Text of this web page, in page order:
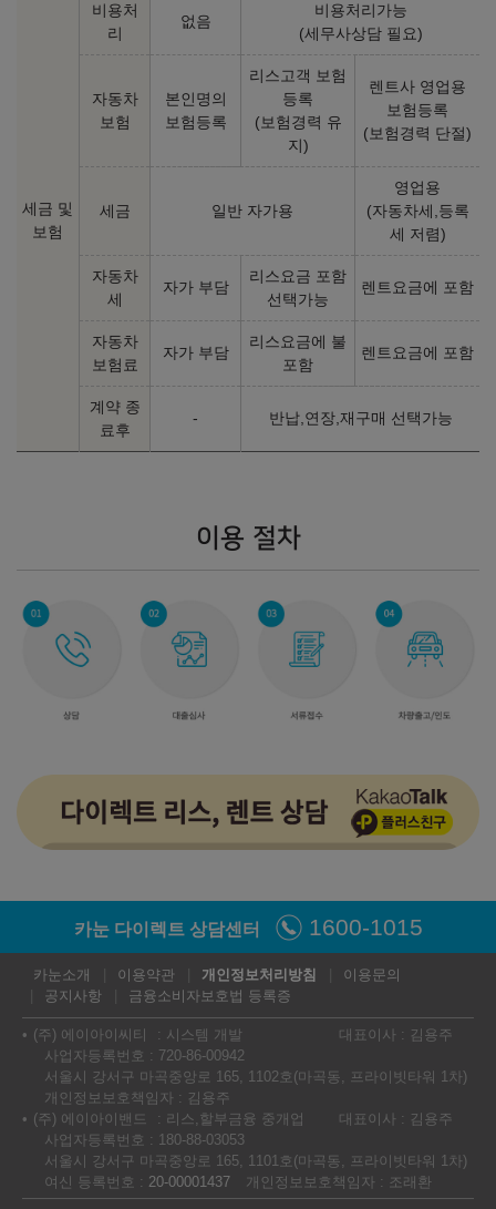
세금 및
보험
비용처
리
없음
비용처리가능
(세무사상담 필요)
자동차
보험
본인명의
보험등록
리스고객 보험
등록
(보험경력 유
지)
렌트사 영업용
보험등록
(보험경력 단절)
세금 일반 자가용
영업용
(자동차세,등록
세 저렴)
자동차
세
자가 부담
리스요금 포함
선택가능
렌트요금에 포함
자동차
보험료
자가 부담
리스요금에 불
포함
렌트요금에 포함
계약 종
료후
- 반납,연장,재구매 선택가능
이용 절차
카눈 다이렉트 상담센터 1600-1015
카눈소개 이용약관 개인정보처리방침
이용문의
공지사항
금융소비자보호법 등록증
(주) 에이아이씨티 시스템 개발
대표이사 : 김용주
사업자등록번호 : 720-86-00942
서울시 강서구 마곡중앙로 165, 1102호(마곡동, 프라이빗타워 1차)
개인정보보호책임자 : 김용주
(주) 에이아이밴드
리스,할부금융 중개업
대표이사 : 김용주
사업자등록번호 : 180-88-03053
서울시 강서구 마곡중앙로 165, 1101호(마곡동, 프라이빗타워 1차)
여신 등록번호 : 20-00001437
개인정보보호책임자 : 조래환